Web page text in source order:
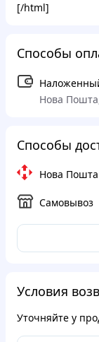
[/html]
Способы
Нова
Способы
Нова Пошта
Самовывоз
Условия
Уточняйте у